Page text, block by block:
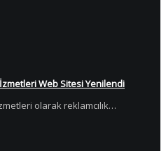
Web Sitesi Yenilendi
olarak reklamcılık…